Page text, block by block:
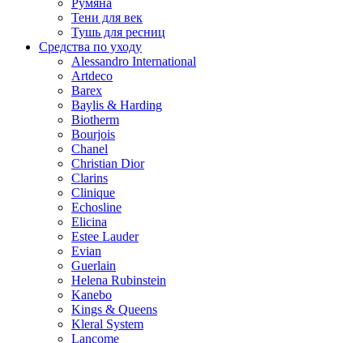
Тени для век
Тушь для ресниц
Средства по уходу
Alessandro International
Artdeco
Barex
Baylis & Harding
Biotherm
Bourjois
Chanel
Christian Dior
Clarins
Clinique
Echosline
Elicina
Estee Lauder
Evian
Guerlain
Helena Rubinstein
Kanebo
Kings & Queens
Kleral System
Lancome